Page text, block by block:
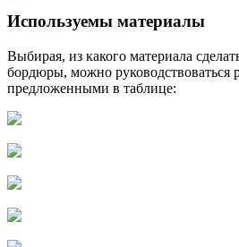
Используемы материалы
Выбирая, из какого материала
бордюры, можно руководствоваться
предложенными в таблице: